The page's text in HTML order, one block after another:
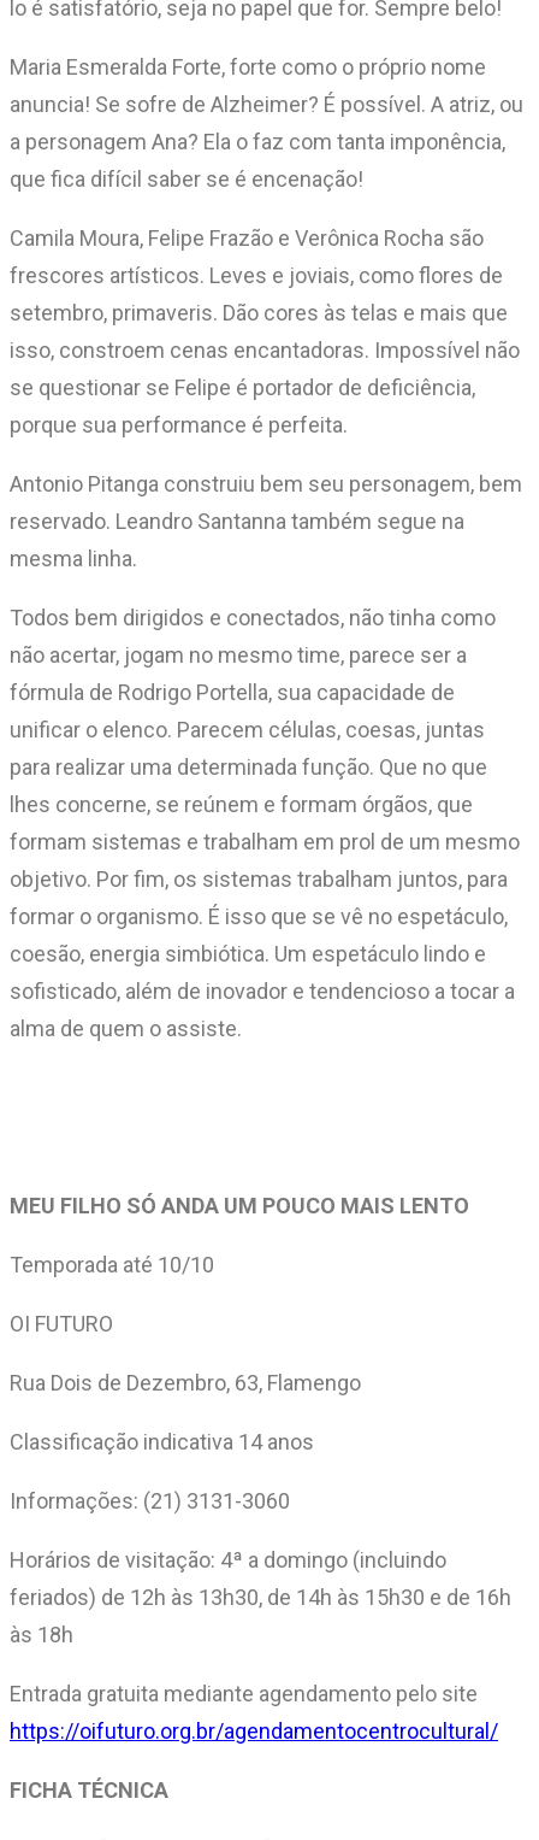
lo é satisfatório, seja no papel que for. Sempre belo!
Maria Esmeralda Forte, forte como o próprio nome
anuncia! Se sofre de Alzheimer? É possível. A atriz, ou
a personagem Ana? Ela o faz com tanta imponência,
que fica difícil saber se é encenação!
Camila Moura, Felipe Frazão e Verônica Rocha são
frescores artísticos. Leves e joviais, como flores de
setembro, primaveris. Dão cores às telas e mais que
isso, constroem cenas encantadoras. Impossível não
se questionar se Felipe é portador de deficiência,
porque sua performance é perfeita.
Antonio Pitanga construiu bem seu personagem, bem
reservado. Leandro Santanna também segue na
mesma linha.
Todos bem dirigidos e conectados, não tinha como
não acertar, jogam no mesmo time, parece ser a
fórmula de Rodrigo Portella, sua capacidade de
unificar o elenco. Parecem células, coesas, juntas
para realizar uma determinada função. Que no que
lhes concerne, se reúnem e formam órgãos, que
formam sistemas e trabalham em prol de um mesmo
objetivo. Por fim, os sistemas trabalham juntos, para
formar o organismo. É isso que se vê no espetáculo,
coesão, energia simbiótica. Um espetáculo lindo e
sofisticado, além de inovador e tendencioso a tocar a
alma de quem o assiste.
MEU FILHO SÓ ANDA UM POUCO MAIS LENTO
Temporada até 10/10
OI FUTURO
Rua Dois de Dezembro, 63, Flamengo
Classificação indicativa 14 anos
Informações: (21) 3131-3060
Horários de visitação: 4ª a domingo (incluindo
feriados) de 12h às 13h30, de 14h às 15h30 e de 16h
às 18h
Entrada gratuita mediante agendamento pelo site
https://oifuturo.org.br/agendamentocentrocultural/
FICHA TÉCNICA